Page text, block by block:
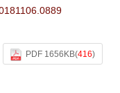
PDF 1656KB(416)